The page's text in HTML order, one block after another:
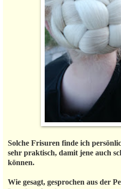
Solche Frisuren finde ich
sehr praktisch, damit jene auch
können.
Wie gesagt, gesprochen aus der